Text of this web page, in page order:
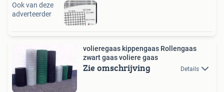
Ook van deze
adverteerder
volieregaas kippengaas Rollengaas
zwart gaas voliere gaas
Zie omschrijving Details